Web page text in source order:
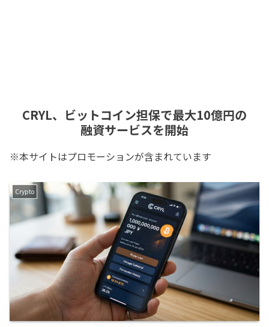
CRYL、ビットコイン担保で最大10億円の
融資サービスを開始
※本サイトはプロモーションが含まれています
Crypto